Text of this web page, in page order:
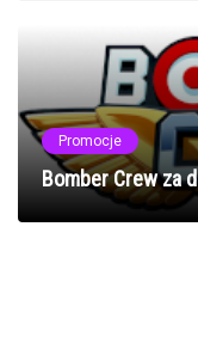
Promocje
Bomber Crew za